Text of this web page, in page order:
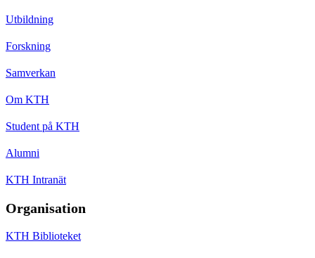
Utbildning
Forskning
Samverkan
Om KTH
Student på KTH
Alumni
KTH Intranät
Organisation
KTH Biblioteket